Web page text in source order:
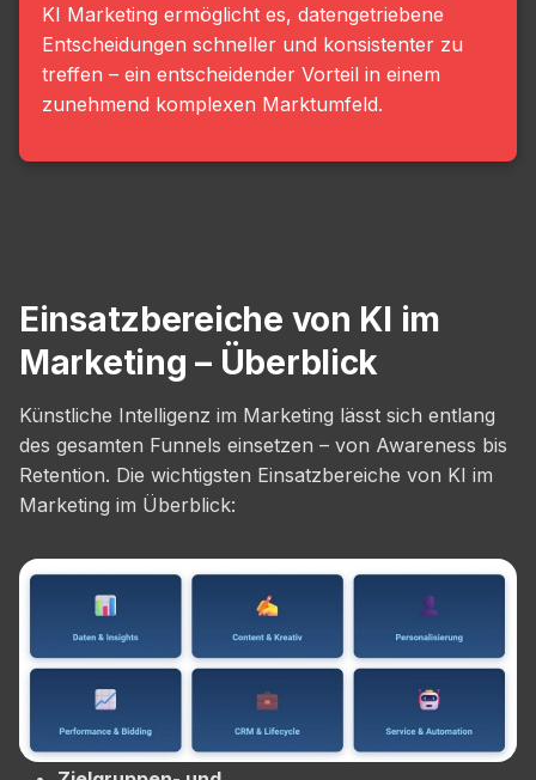
KI Marketing ermöglicht es, datengetriebene
Entscheidungen schneller und konsistenter zu
treffen – ein entscheidender Vorteil in einem
zunehmend komplexen Marktumfeld.
Einsatzbereiche von KI im
Marketing – Überblick
Künstliche Intelligenz im Marketing lässt sich entlang
des gesamten Funnels einsetzen – von Awareness bis
Retention. Die wichtigsten Einsatzbereiche von KI im
Marketing im Überblick: